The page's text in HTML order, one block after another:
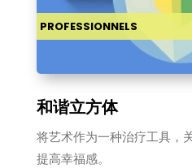
PROFESSIONNELS
和谐立方体
将艺术作为一种治疗工具，
提高幸福感。